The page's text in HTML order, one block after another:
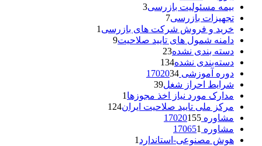
بیمه مسئولیت بازرسی3
تجهیزات بازرسی7
خرید و فروش شرکت های بازرسی 1
دامنه شمول های تایید صلاحیت9
دسته بندی نشده23
دسته‌بندی نشده134
دوره آموزشی 17020 34
شرایط احراز شغل39
مدارک مورد نیاز اخذ مجوزها 1
مرکز ملی تایید صلاحیت ایران124
مشاوره 17020 155
مشاوره 17065 1
هوش مصنوعی-استاندارد 1